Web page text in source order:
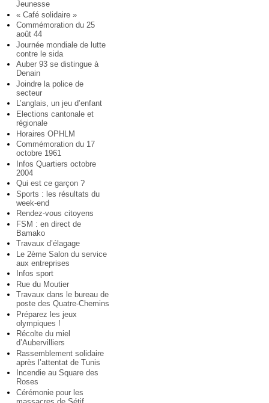
Jeunesse
« Café solidaire »
Commémoration du 25
août 44
Journée mondiale de lutte
contre le sida
Auber 93 se distingue à
Denain
Joindre la police de
secteur
L’anglais, un jeu d’enfant
Elections cantonale et
régionale
Horaires OPHLM
Commémoration du 17
octobre 1961
Infos Quartiers octobre
2004
Qui est ce garçon ?
Sports : les résultats du
week-end
Rendez-vous citoyens
FSM : en direct de
Bamako
Travaux d’élagage
Le 2ème Salon du service
aux entreprises
Infos sport
Rue du Moutier
Travaux dans le bureau de
poste des Quatre-Chemins
Préparez les jeux
olympiques !
Récolte du miel
d’Aubervilliers
Rassemblement solidaire
après l’attentat de Tunis
Incendie au Square des
Roses
Cérémonie pour les